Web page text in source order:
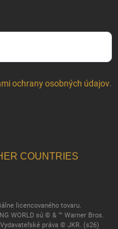
ochrany osobných údajov.
COUNTRIES
licencovaného tovaru.
WORLD sú © & ™ Warner Bros.
práva © JKR. (s26)